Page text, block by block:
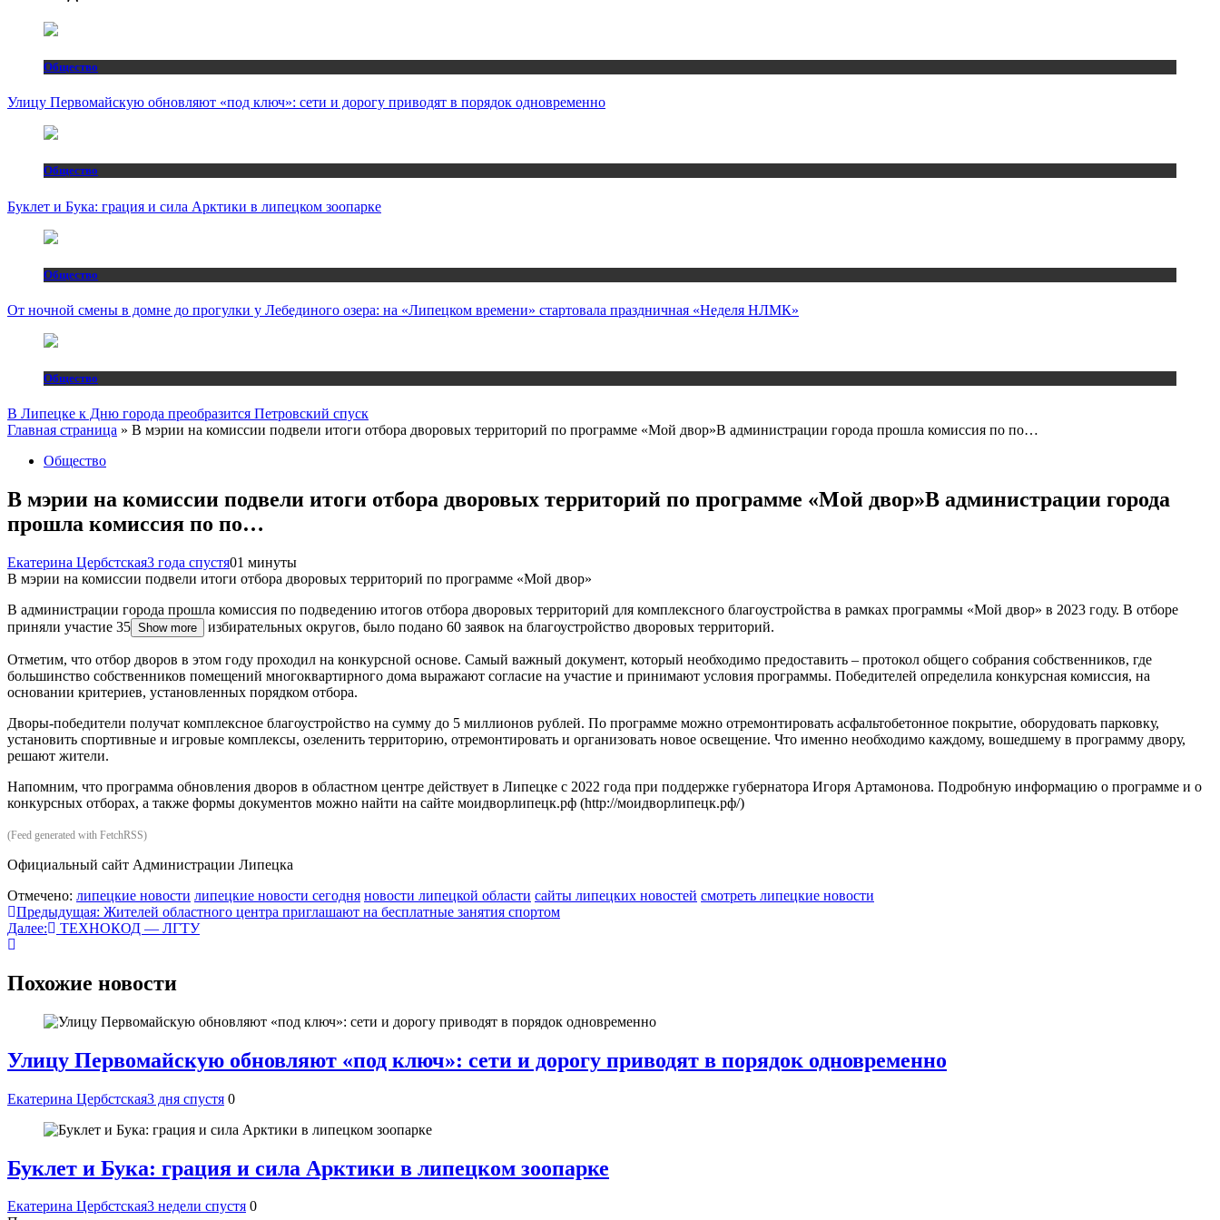
Общество
Улицу Первомайскую обновляют «под ключ»: сети и дорогу приводят в порядок одновременно
Общество
Буклет и Бука: грация и сила Арктики в липецком зоопарке
Общество
От ночной смены в домне до прогулки у Лебединого озера: на «Липецком времени» стартовала праздничная «Неделя НЛМК»
Общество
В Липецке к Дню города преобразится Петровский спуск
Главная страница » В мэрии на комиссии подвели итоги отбора дворовых территорий по программе «Мой двор»В администрации города прошла комиссия по по…
Общество
В мэрии на комиссии подвели итоги отбора дворовых территорий по программе «Мой двор»В администрации города
прошла комиссия по по…
Екатерина Цербстская3 года спустя01 минуты
В мэрии на комиссии подвели итоги отбора дворовых территорий по программе «Мой двор»
В администрации города прошла комиссия по подведению итогов отбора дворовых территорий для комплексного благоустройства в рамках программы «Мой двор» в 2023 году. В отборе
приняли участие 35 Show more избирательных округов, было подано 60 заявок на благоустройство дворовых территорий.
Отметим, что отбор дворов в этом году проходил на конкурсной основе. Самый важный документ, который необходимо предоставить – протокол общего собрания собственников, где
большинство собственников помещений многоквартирного дома выражают согласие на участие и принимают условия программы. Победителей определила конкурсная комиссия, на
основании критериев, установленных порядком отбора.
Дворы-победители получат комплексное благоустройство на сумму до 5 миллионов рублей. По программе можно отремонтировать асфальтобетонное покрытие, оборудовать парковку,
установить спортивные и игровые комплексы, озеленить территорию, отремонтировать и организовать новое освещение. Что именно необходимо каждому, вошедшему в программу двору,
решают жители.
Напомним, что программа обновления дворов в областном центре действует в Липецке с 2022 года при поддержке губернатора Игоря Артамонова. Подробную информацию о программе и о
конкурсных отборах, а также формы документов можно найти на сайте моидворлипецк.рф (http://моидворлипецк.рф/)
(Feed generated with FetchRSS)
Официальный сайт Администрации Липецка
Отмечено: липецкие новости липецкие новости сегодня новости липецкой области сайты липецких новостей смотреть липецкие новости
Навигация
по
Предыдущая: Жителей областного центра приглашают на бесплатные занятия спортом
Далее:
ТЕХНОКОД — ЛГТУ
Похожие новости
Улицу Первомайскую обновляют «под ключ»: сети и дорогу приводят в порядок одновременно
Екатерина Цербстская3 дня спустя 0
Буклет и Бука: грация и сила Арктики в липецком зоопарке
Екатерина Цербстская3 недели спустя 0